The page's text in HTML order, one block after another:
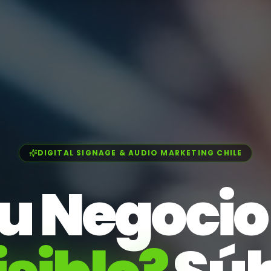
DIGITAL SIGNAGE & AUDIO MARKETING CHILE